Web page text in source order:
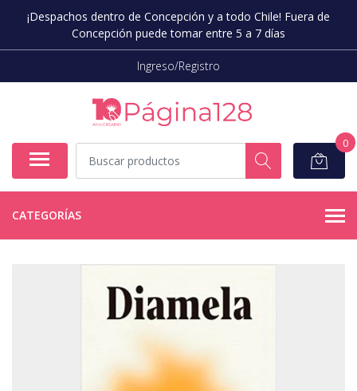
¡Despachos dentro de Concepción y a todo Chile! Fuera de
Concepción puede tomar entre 5 a 7 días
Ingreso/Registro
0
CATEGORÍAS